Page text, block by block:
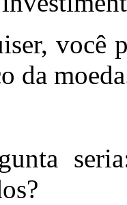
você
da